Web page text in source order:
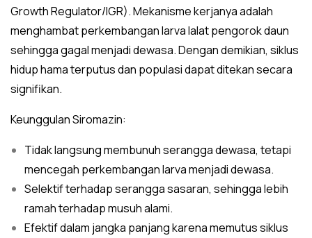
Growth Regulator/IGR). Mekanisme kerjanya adalah
menghambat perkembangan larva lalat pengorok daun
sehingga gagal menjadi dewasa. Dengan demikian, siklus
hidup hama terputus dan populasi dapat ditekan secara
signifikan.
Keunggulan Siromazin:
Tidak langsung membunuh serangga dewasa, tetapi
mencegah perkembangan larva menjadi dewasa.
Selektif terhadap serangga sasaran, sehingga lebih
ramah terhadap musuh alami.
Efektif dalam jangka panjang karena memutus siklus